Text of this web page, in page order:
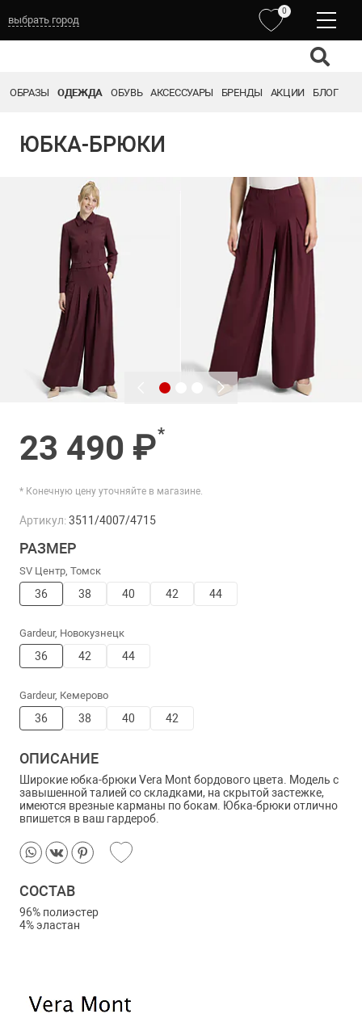
выбрать город
0
ОБРАЗЫ ОДЕЖДА ОБУВЬ АКСЕССУАРЫ БРЕНДЫ АКЦИИ БЛОГ
ЮБКА-БРЮКИ
23 490 ₽*
* Конечную цену уточняйте в магазине.
Артикул:3511/4007/4715
РАЗМЕР
SV Центр, Томск
36 38 40 42 44
Gardeur, Новокузнецк
36 42 44
Gardeur, Кемерово
36 38 40 42
ОПИСАНИЕ
Широкие юбка-брюки Vera Mont бордового цвета. Модель с
завышенной талией со складками, на скрытой застежке,
имеются врезные карманы по бокам. Юбка-брюки отлично
впишется в ваш гардероб.
СОСТАВ
96% полиэстер
4% эластан